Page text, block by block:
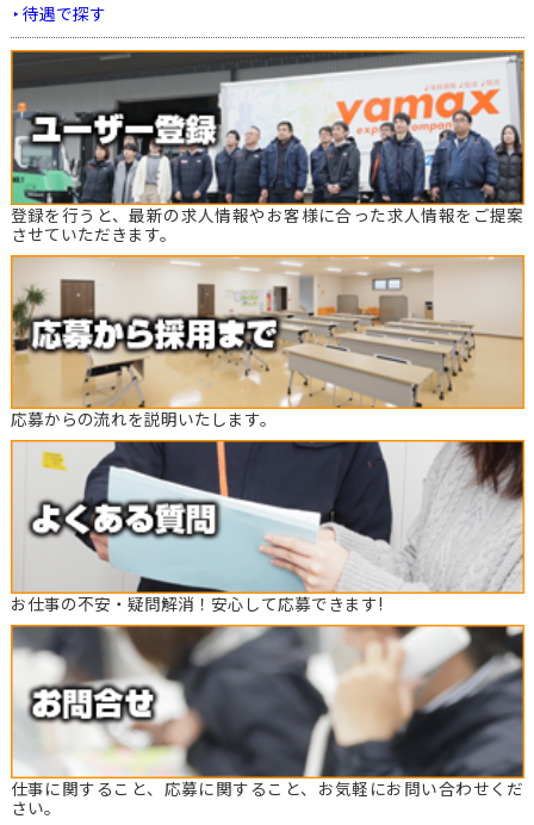
待遇で探す
登録を行うと、最新の求人情報やお客様に合った求人情報をご提案
させていただきます。
応募からの流れを説明いたします。
お仕事の不安・疑問解消！安心して応募できます!
仕事に関すること、応募に関すること、お気軽にお問い合わせくだ
さい。